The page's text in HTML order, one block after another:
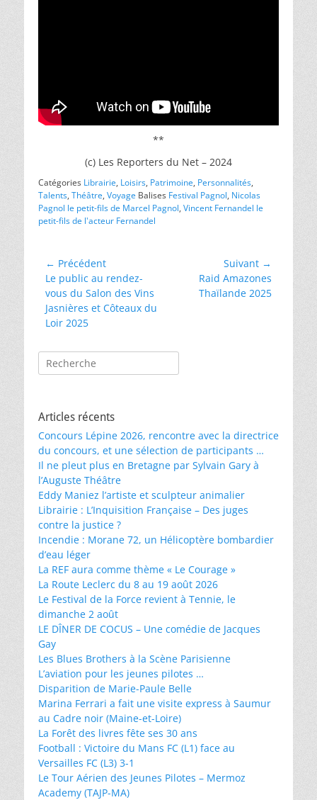
**
(c) Les Reporters du Net – 2024
Catégories Librairie, Loisirs, Patrimoine, Personnalités,
Talents, Théâtre, Voyage Balises Festival Pagnol, Nicolas
Pagnol le petit-fils de Marcel Pagnol, Vincent Fernandel le
petit-fils de l'acteur Fernandel
Navigation
de
l’article
← Précédent
Article
précédent :
Le public au rendez-
vous du Salon des Vins
Jasnières et Côteaux du
Loir 2025
Suivant →
Raid Amazones
Thaïlande 2025
Rechercher :
Articles récents
Concours Lépine 2026, rencontre avec la directrice
du concours, et une sélection de participants …
Il ne pleut plus en Bretagne par Sylvain Gary à
l’Auguste Théâtre
Eddy Maniez l’artiste et sculpteur animalier
Librairie : L’Inquisition Française – Des juges
contre la justice ?
Incendie : Morane 72, un Hélicoptère bombardier
d’eau léger
La REF aura comme thème « Le Courage »
La Route Leclerc du 8 au 19 août 2026
Le Festival de la Force revient à Tennie, le
dimanche 2 août
LE DÎNER DE COCUS – Une comédie de Jacques
Gay
Les Blues Brothers à la Scène Parisienne
L’aviation pour les jeunes pilotes …
Disparition de Marie-Paule Belle
Marina Ferrari a fait une visite express à Saumur
au Cadre noir (Maine-et-Loire)
La Forêt des livres fête ses 30 ans
Football : Victoire du Mans FC (L1) face au
Versailles FC (L3) 3-1
Le Tour Aérien des Jeunes Pilotes – Mermoz
Academy (TAJP-MA)